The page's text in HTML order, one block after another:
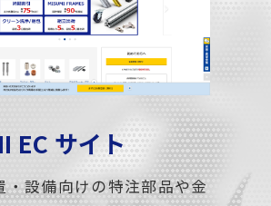
EC サイト
・設備向けの特注部品や金